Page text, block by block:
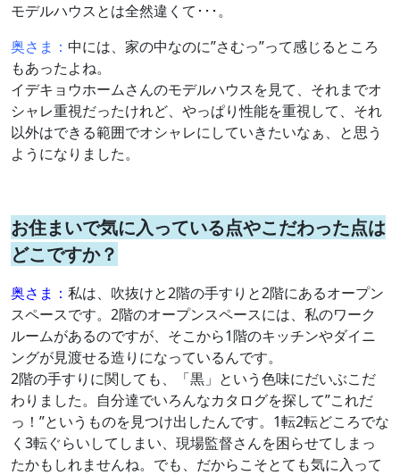
モデルハウスとは全然違くて･･･。
奥さま： 中には、家の中なのに”さむっ”って感じるところ
もあったよね。
イデキョウホームさんのモデルハウスを見て、それまでオ
シャレ重視だったけれど、やっぱり性能を重視して、それ
以外はできる範囲でオシャレにしていきたいなぁ、と思う
ようになりました。
お住まいで気に入っている点やこだわった点は
どこですか？
奥さま： 私は、吹抜けと2階の手すりと2階にあるオープン
スペースです。2階のオープンスペースには、私のワーク
ルームがあるのですが、そこから1階のキッチンやダイニ
ングが見渡せる造りになっているんです。
2階の手すりに関しても、「黒」という色味にだいぶこだ
わりました。自分達でいろんなカタログを探して”これだ
っ！”というものを見つけ出したんです。1転2転どころでな
く3転ぐらいしてしまい、現場監督さんを困らせてしまっ
たかもしれませんね。でも、だからこそとても気に入って